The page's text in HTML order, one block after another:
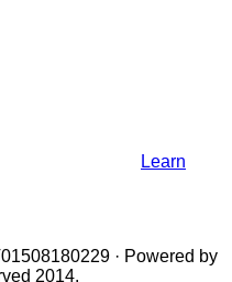
Learn
· Powered by
2014.